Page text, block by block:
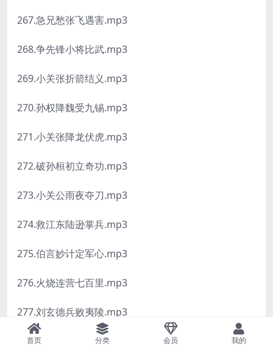
267.急兄愁张飞遇害.mp3
268.争先锋小将比武.mp3
269.小关张折箭结义.mp3
270.孙权降魏受九锡.mp3
271.小关张降龙伏虎.mp3
272.破孙桓初立奇功.mp3
273.小关公雨夜夺刀.mp3
274.救江东陆逊掌兵.mp3
275.伯言妙计定军心.mp3
276.火烧连营七百里.mp3
277.刘玄德兵败夷陵.mp3
278.孔明巧布八阵图.mp3
首页 分类 会员 我的